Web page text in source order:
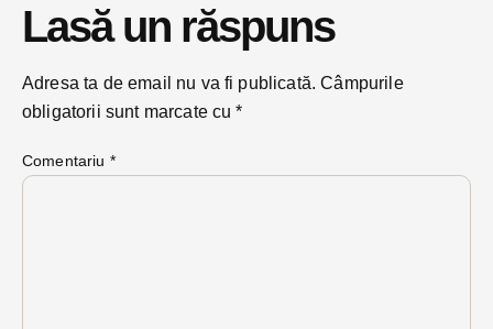
Lasă un răspuns
Adresa ta de email nu va fi publicată. Câmpurile
obligatorii sunt marcate cu*
Comentariu *